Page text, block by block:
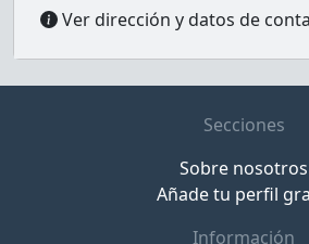
Ver dirección y datos de
Secciones
Sobre nosotros
Añade tu perfil
Información